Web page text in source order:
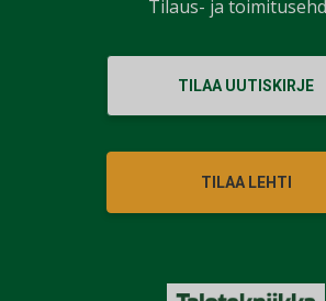
TILAA UUTISKIRJE
TILAA LEHTI
Tilaus- ja